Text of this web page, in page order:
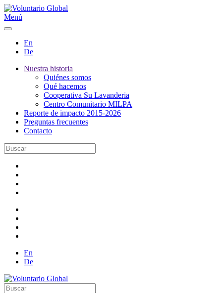
Menú
En
De
Nuestra historia
Quiénes somos
Qué hacemos
Cooperativa Su Lavanderia
Centro Comunitario MILPA
Reporte de impacto 2015-2026
Preguntas frecuentes
Contacto
En
De